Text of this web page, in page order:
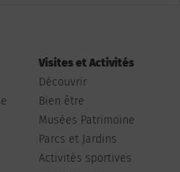
Visites et Activités
Découvrir
Bien être
Musées Patrimoine
Parcs et Jardins
Activités sportives